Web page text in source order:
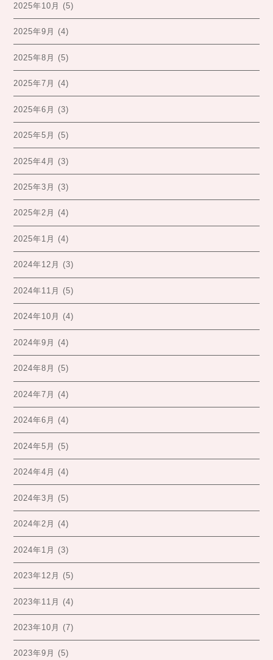
2025年10月 (5)
2025年9月 (4)
2025年8月 (5)
2025年7月 (4)
2025年6月 (3)
2025年5月 (5)
2025年4月 (3)
2025年3月 (3)
2025年2月 (4)
2025年1月 (4)
2024年12月 (3)
2024年11月 (5)
2024年10月 (4)
2024年9月 (4)
2024年8月 (5)
2024年7月 (4)
2024年6月 (4)
2024年5月 (5)
2024年4月 (4)
2024年3月 (5)
2024年2月 (4)
2024年1月 (3)
2023年12月 (5)
2023年11月 (4)
2023年10月 (7)
2023年9月 (5)